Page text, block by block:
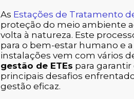
As Estações de Tratamento
proteção do meio ambiente
volta à natureza. Este
para o bem-estar humano e a
instalações vem com vários
gestão de ETEs para garantir
principais desafios
gestão eficaz.